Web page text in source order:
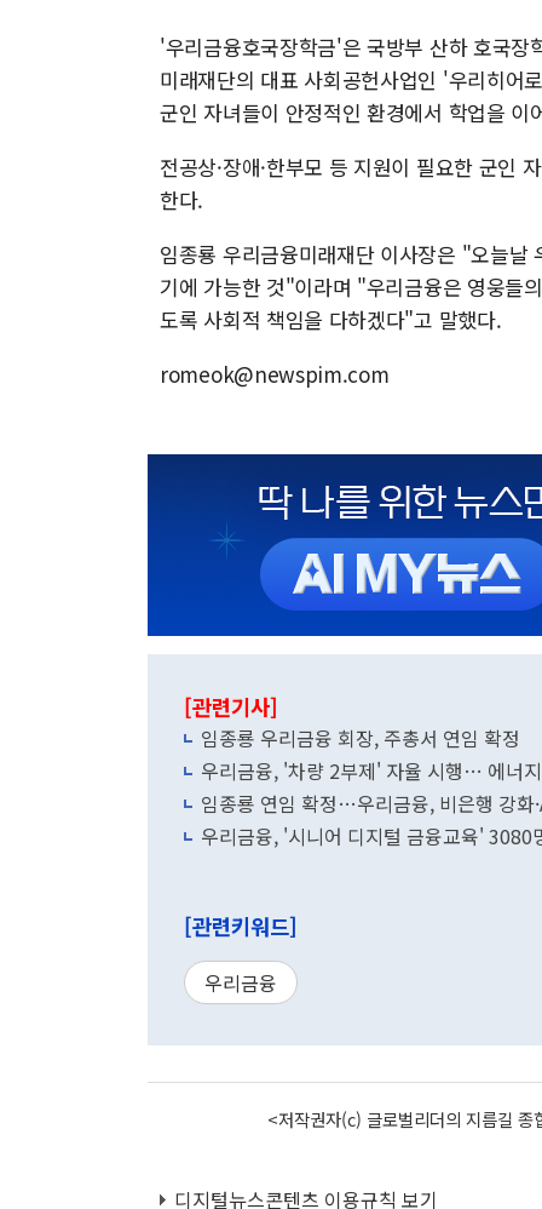
'우리금융호국장학금'은 국방부 산하 호국
미래재단의 대표 사회공헌사업인 '우리히어
군인 자녀들이 안정적인 환경에서 학업을
전공상·장애·한부모 등 지원이 필요한 군인
한다.
임종룡 우리금융미래재단 이사장은 "오늘날
기에 가능한 것"이라며 "우리금융은 영웅들
도록 사회적 책임을 다하겠다"고 말했다.
romeok@newspim.com
[관련기사]
임종룡 우리금융 회장, 주총서 연임 확정
우리금융, '차량 2부제' 자율 시행… 에너
임종룡 연임 확정…우리금융, 비은행 강화
우리금융, '시니어 디지털 금융교육' 3080
[관련키워드]
우리금융
<저작권자(c) 글로벌리더의 지름길
디지털뉴스콘텐츠 이용규칙 보기